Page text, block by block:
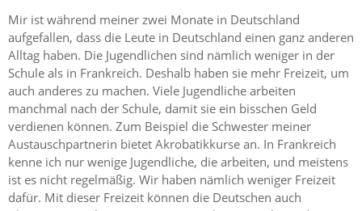
Mir ist während meiner zwei Monate in Deutschland
aufgefallen, dass die Leute in Deutschland einen ganz anderen
Alltag haben. Die Jugendlichen sind nämlich weniger in der
Schule als in Frankreich. Deshalb haben sie mehr Freizeit, um
auch anderes zu machen. Viele Jugendliche arbeiten
manchmal nach der Schule, damit sie ein bisschen Geld
verdienen können. Zum Beispiel die Schwester meiner
Austauschpartnerin bietet Akrobatikkurse an. In Frankreich
kenne ich nur wenige Jugendliche, die arbeiten, und meistens
ist es nicht regelmäßig. Wir haben nämlich weniger Freizeit
dafür. Mit dieser Freizeit können die Deutschen auch